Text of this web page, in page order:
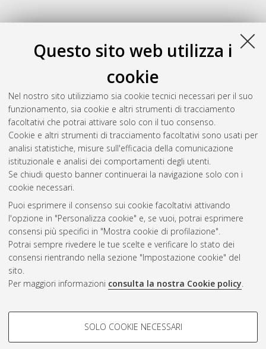
Questo sito web utilizza i
cookie
Nel nostro sito utilizziamo sia cookie tecnici necessari per il suo
funzionamento, sia cookie e altri strumenti di tracciamento
facoltativi che potrai attivare solo con il tuo consenso.
Cookie e altri strumenti di tracciamento facoltativi sono usati per
analisi statistiche, misure sull'efficacia della comunicazione
istituzionale e analisi dei comportamenti degli utenti.
Se chiudi questo banner continuerai la navigazione solo con i
cookie necessari.
Puoi esprimere il consenso sui cookie facoltativi attivando
l'opzione in "Personalizza cookie" e, se vuoi, potrai esprimere
consensi più specifici in "Mostra cookie di profilazione".
Potrai sempre rivedere le tue scelte e verificare lo stato dei
consensi rientrando nella sezione "Impostazione cookie" del
sito.
Per maggiori informazioni consulta la nostra Cookie policy.
COOKIE DI PROFILAZIONE -
SOLO COOKIE NECESSARI
Gestione del documento:
Atom
Rss 1.0
Rss 2.0
ISSN: 2038-7946
Impostazioni Cookie
Informativa sulla privacy
Condizioni d’uso del sito